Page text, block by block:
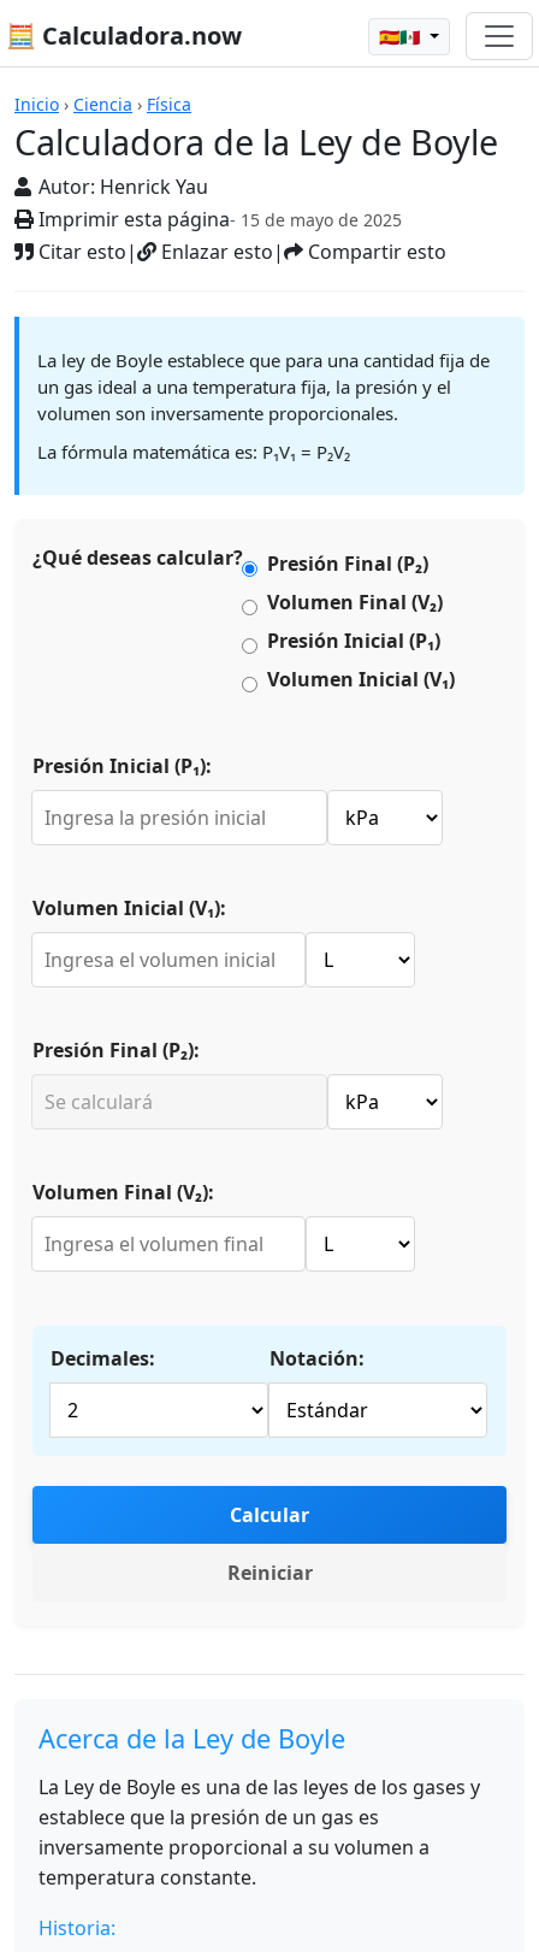
🧮 Calculadora.now 🇪🇸🇲🇽
Inicio › Ciencia › Física
Calculadora de la Ley de Boyle
Autor: Henrick Yau
Imprimir esta página- 15 de mayo de 2025
Citar esto| Enlazar esto| Compartir esto
Calculadoras
La ley de Boyle establece que para una cantidad fija de
un gas ideal a una temperatura fija, la presión y el
volumen son inversamente proporcionales.
La fórmula matemática es: P₁V₁ = P₂V₂
¿Qué deseas calcular?
Presión Final (P₂)
Volumen Final (V₂)
Presión Inicial (P₁)
Volumen Inicial (V₁)
Presión Inicial (P₁):
Volumen Inicial (V₁):
Presión Final (P₂):
Volumen Final (V₂):
Decimales: Notación:
Calcular
Reiniciar
Acerca de la Ley de Boyle
La Ley de Boyle es una de las leyes de los gases y
establece que la presión de un gas es
inversamente proporcional a su volumen a
temperatura constante.
Historia: